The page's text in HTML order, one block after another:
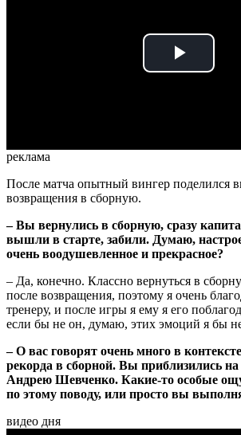
Play
реклама
После матча опытный вингер поделился
возвращения в сборную.
– Вы вернулись в сборную, сразу
вышли в старте, забили. Думаю,
очень воодушевленное и прекрасное?
– Да, конечно. Классно вернуться в
после возвращения, поэтому я очень
тренеру, и после игры я ему я его
если бы не он, думаю, этих эмоций я бы
– О вас говорят очень много в
рекорда в сборной. Вы приблизились
Андрею Шевченко. Какие-то особые
по этому поводу, или просто вы
видео дня